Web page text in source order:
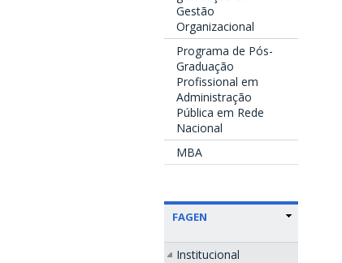
Gestão
Organizacional
Programa de Pós-
Graduação
Profissional em
Administração
Pública em Rede
Nacional
MBA
FAGEN
Institucional